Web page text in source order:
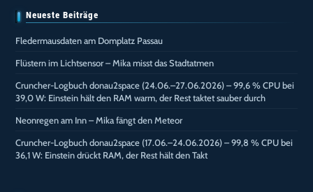
Neueste Beiträge
Fledermausdaten am Domplatz Passau
Flüstern im Lichtsensor – Mika misst das Stadtatmen
Cruncher-Logbuch donau2space (24.06.–27.06.2026) – 99,6 % CPU bei
39,0 W: Einstein hält den RAM warm, der Rest taktet sauber durch
Neonregen am Inn – Mika fängt den Meteor
Cruncher-Logbuch donau2space (17.06.–24.06.2026) – 99,8 % CPU bei
36,1 W: Einstein drückt RAM, der Rest hält den Takt